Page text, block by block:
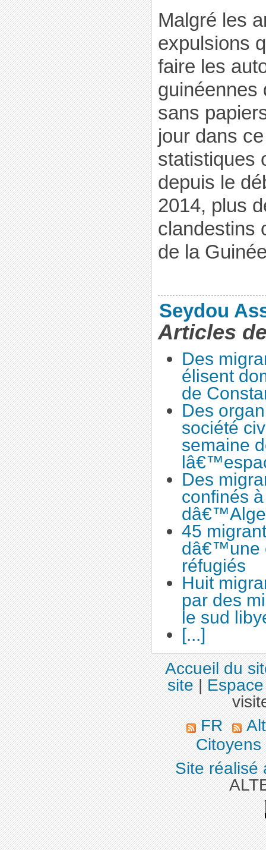
Malgré les
expulsions
faire les
guinéennes
sans
jour dans
statistiques
depuis le
2014, plus
clandestins
de la
Seydou
Articles
Des
élisent
de
Des
société
semaine
Des
confinés
45
dâ€™une
réfugiés
Huit
par des
le sud
[...]
Accueil du
site|
FR
Citoyens
Site réalisé